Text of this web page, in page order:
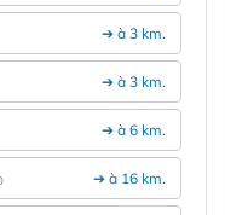
➔ à 3 km.
➔ à 3 km.
➔ à 6 km.
➔ à 16 km.